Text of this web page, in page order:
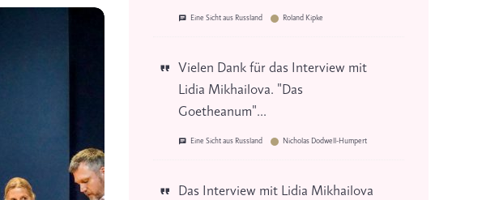
Eine Sicht aus Russland Roland Kipke
Vielen Dank für das Interview mit
Lidia Mikhailova. "Das
Goetheanum"...
Eine Sicht aus Russland Nicholas Dodwell-Humpert
Das Interview mit Lidia Mikhailova